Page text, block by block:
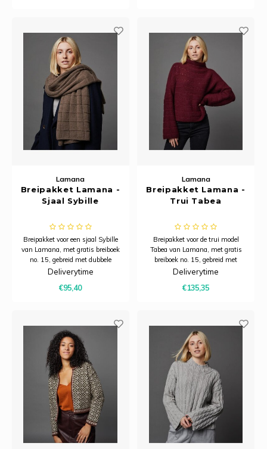
Lamana
Breipakket Lamana -
Sjaal Sybille
Breipakket voor een sjaal Sybille
van Lamana, met gratis breiboek
no. 15, gebreid met dubbele
draad Como kleur 48. 12 bollen.
Deliverytime
€95,40
Lamana
Breipakket Lamana -
Trui Tabea
Breipakket voor de trui model
Tabea van Lamana, met gratis
breiboek no. 15, gebreid met
dubbele draad Como en Premia.
Deliverytime
€135,35